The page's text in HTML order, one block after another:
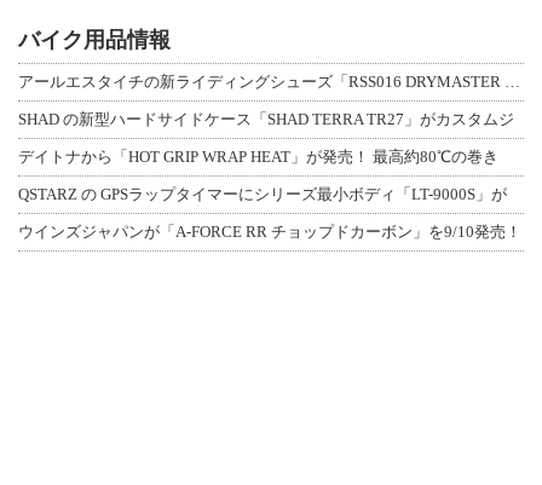
バイク用品情報
アールエスタイチの新ライディングシューズ「RSS016 DRYMASTER スト
SHAD の新型ハードサイドケース「SHAD TERRA TR27」がカスタムジ
デイトナから「HOT GRIP WRAP HEAT」が発売！ 最高約80℃の巻き
QSTARZ の GPSラップタイマーにシリーズ最小ボディ「LT-9000S」が
ウインズジャパンが「A-FORCE RR チョップドカーボン」を9/10発売！